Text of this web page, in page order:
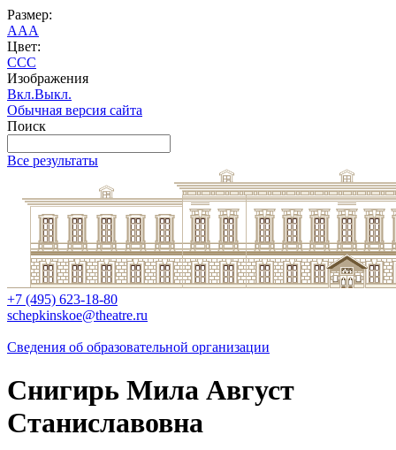
Размер:
AAA
Цвет:
CCC
Изображения
Вкл.Выкл.
Обычная версия сайта
Поиск
Все результаты
+7 (495) 623-18-80
schepkinskoe@theatre.ru
Сведения об образовательной организации
Снигирь Мила Август
Станиславовна